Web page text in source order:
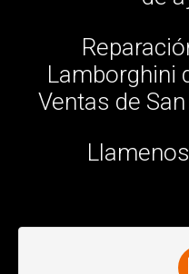
Lamborghini
Ventas de
Llamenos